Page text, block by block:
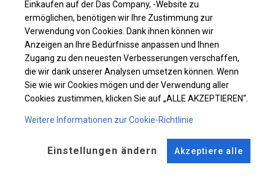
Plane ändern
KONSTRUKTION
POLAR PLUS
ANSCHLÜSSE
Stahl ca.fi 54 mm
Einkaufen auf der Das Company, -Website zu
ermöglichen, benötigen wir Ihre Zustimmung zur
Verwendung von Cookies. Dank ihnen können wir
Anzeigen an Ihre Bedürfnisse anpassen und Ihnen
Zugang zu den neuesten Verbesserungen verschaffen,
die wir dank unserer Analysen umsetzen können. Wenn
Sie wie wir Cookies mögen und der Verwendung aller
Cookies zustimmen, klicken Sie auf „ALLE AKZEPTIEREN“.
Weitere Informationen zur Cookie-Richtlinie
Einstellungen ändern Akzeptiere alle